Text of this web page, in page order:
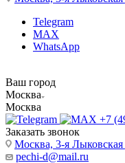
Telegram
MAX
WhatsApp
Ваш город
Москва
Москва
+7
Заказать звонок
Москва, 3-я
pechi-d@mail.ru